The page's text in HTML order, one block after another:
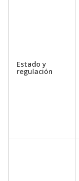
Estado y
regulación